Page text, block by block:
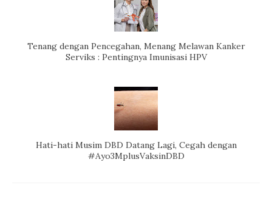
Tenang dengan Pencegahan, Menang Melawan Kanker
Serviks : Pentingnya Imunisasi HPV
Hati-hati Musim DBD Datang Lagi, Cegah dengan
#Ayo3MplusVaksinDBD